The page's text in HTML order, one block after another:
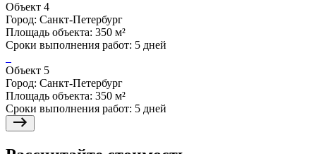
Объект 4
Город: Санкт-Петербург
Площадь объекта: 350 м²
Сроки выполнения работ: 5 дней
Объект 5
Город: Санкт-Петербург
Площадь объекта: 350 м²
Сроки выполнения работ: 5 дней